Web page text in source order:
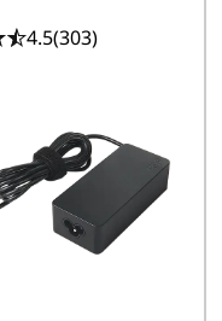
4.5(303)